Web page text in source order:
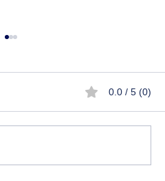
0.0 / 5 (0)